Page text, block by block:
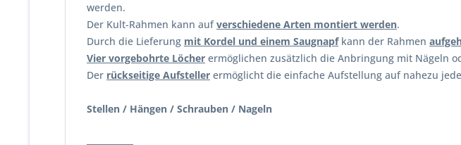
werden.
Der Kult-Rahmen kann aufverschiedene Arten montiert werden.
Durch die Lieferung mit Kordel und einem Saugnapfkann der Rahmen
Vier vorgebohrte Löcher ermöglichen zusätzlich die Anbringung mit Nägeln
Der rückseitige Aufsteller ermöglicht die einfache Aufstellung auf nahezu
Stellen / Hängen / Schrauben / Nageln